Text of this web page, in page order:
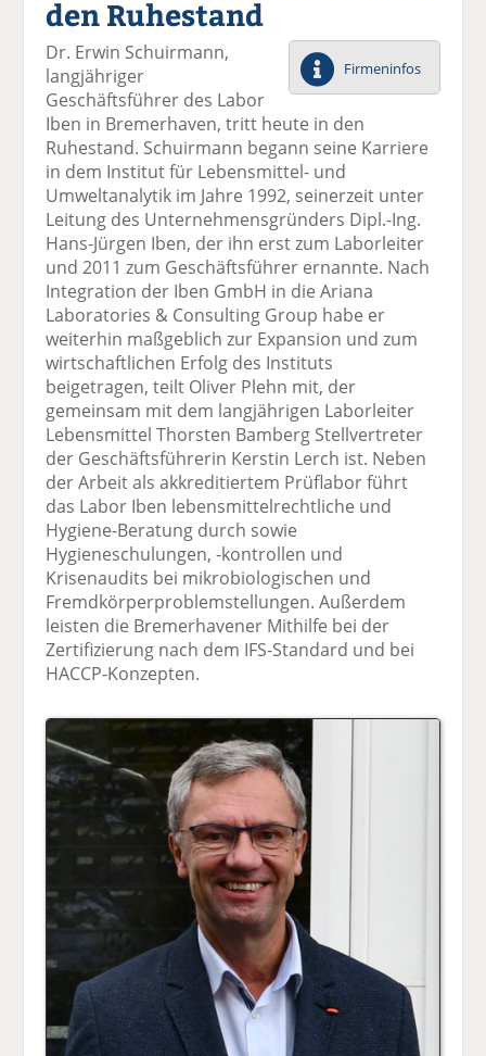
uf
F
ac
e
b
o
o
k
te
il
e
n
wi
tt
er
n
uf
Li
n
e
n
te
il
e
er
E
m
l
er
se
n
d
ck
e
den Ruhestand
Firmeninfos
Dr. Erwin Schuirmann,
langjähriger
Geschäftsführer des Labor
Iben in Bremerhaven, tritt heute in den
Ruhestand. Schuirmann begann seine Karriere
in dem Institut für Lebensmittel- und
Umweltanalytik im Jahre 1992, seinerzeit unter
Leitung des Unternehmensgründers Dipl.-Ing.
Hans-Jürgen Iben, der ihn erst zum Laborleiter
und 2011 zum Geschäftsführer ernannte. Nach
Integration der Iben GmbH in die Ariana
Laboratories & Consulting Group habe er
weiterhin maßgeblich zur Expansion und zum
wirtschaftlichen Erfolg des Instituts
beigetragen, teilt Oliver Plehn mit, der
gemeinsam mit dem langjährigen Laborleiter
Lebensmittel Thorsten Bamberg Stellvertreter
der Geschäftsführerin Kerstin Lerch ist. Neben
der Arbeit als akkreditiertem Prüflabor führt
das Labor Iben lebensmittelrechtliche und
Hygiene-Beratung durch sowie
Hygieneschulungen, -kontrollen und
Krisenaudits bei mikrobiologischen und
Fremdkörperproblemstellungen. Außerdem
leisten die Bremerhavener Mithilfe bei der
Zertifizierung nach dem IFS-Standard und bei
HACCP-Konzepten.